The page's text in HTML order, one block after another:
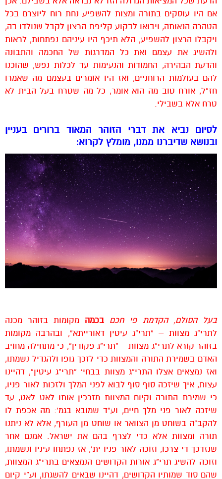
אם היו עוסקים בתורה ומצות להשפיע נחת רוח ליוצרם בכל
הטהרה הנאותה, ויבואו לבקוע קליפת הרצון לקבל שנולדו בה,
ויקבלו הרצון להשפיע, הלא תיכף היו עיניהם נפתחות, לראות
ולהשיג את עצמם ואת כל המדרגות של החכמה והתבונה
והדעת הבהירה, החמודות והנעימות עד לכלות נפש, שהוכנו
להם בעולמות הרוחניים, ואז היו אומרים בעצמם מה שאמרו
חז”ל, אורח טוב מה הוא אומר, כל מה שטרח בעל הבית לא
טרח אלא בשבילי.
לסיום נביא את דברי הזוהר המאוד ברורים בעניין
ובנושא שדיברנו ממנו, מומלץ לקרוא:
בעל הסולם, הקדמת פי חכם בכמה מקומות בזוהר מכנה
לתרי”ג מצוות – “תרי”ג עיטין דאורייתא”, ובהרבה מקומות
בזוהר קורא לתרי”ג מצוות – “תרי”ג פקודין”, כי מתחילה מחויב
האדם בשמירת התורה והמצוות כדי לזכך גופו ולהגדיל נשמתו,
ואז נמצאים אצלו התרי”ג מצוות בבחי’ “תרי”ג עיטין”, דהיינו
עצות, איך שיזכה סוף סוף לבוא לפני המלך ולזכות לאור פניו,
כי שמירת התורה וקיום המצוות מזככין אותו לאט לאט, עד
שיזכה לאור פני מלך חיים, וע”ד שמובא בגמ’: מה אכפת לו
להקב”ה בשוחט מן הצוואר או שוחט מן העורף, אלא לא ניתנו
תורה ומצוות אלא כדי לצרף בהם את ישראל. אמנם אחר
שנזדכך די צרכו, וזוכה לאור פניו ית’, אז נפתחו עיניו ונשמתו,
וזוכה להשיג תרי”ג אורות הקדושים הנמצאים בתרי”ג המצוות,
שהם סוד שמותיו הקדושים, דהיינו שבאים להשגתו, וע”י קיום